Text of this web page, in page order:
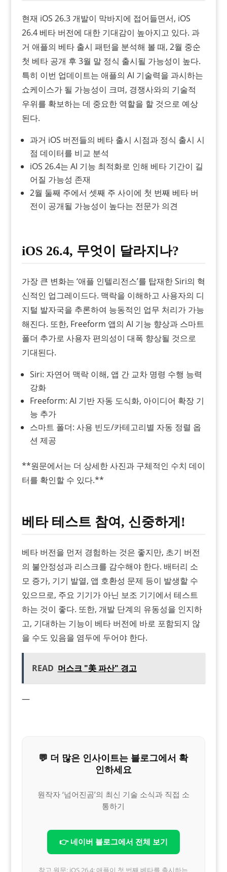
현재 iOS 26.3 개발이 막바지에 접어들면서, iOS
26.4 베타 버전에 대한 기대감이 높아지고 있다. 과
거 애플의 베타 출시 패턴을 분석해 볼 때, 2월 중순
첫 베타 공개 후 3월 말 정식 출시될 가능성이 높다.
특히 이번 업데이트는 애플의 AI 기술력을 과시하는
쇼케이스가 될 가능성이 크며, 경쟁사와의 기술적
우위를 확보하는 데 중요한 역할을 할 것으로 예상
된다.
과거 iOS 버전들의 베타 출시 시점과 정식 출시 시
점 데이터를 비교 분석
iOS 26.4는 AI 기능 최적화로 인해 베타 기간이 길
어질 가능성 존재
2월 둘째 주에서 셋째 주 사이에 첫 번째 베타 버
전이 공개될 가능성이 높다는 전문가 의견
iOS 26.4, 무엇이 달라지나?
가장 큰 변화는 ‘애플 인텔리전스’를 탑재한 Siri의 혁
신적인 업그레이드다. 맥락을 이해하고 사용자의 디
지털 발자국을 추론하여 능동적인 업무 처리가 가능
해진다. 또한, Freeform 앱의 AI 기능 향상과 스마트
폴더 추가로 사용자 편의성이 대폭 향상될 것으로
기대된다.
Siri: 자연어 맥락 이해, 앱 간 교차 명령 수행 능력
강화
Freeform: AI 기반 자동 도식화, 아이디어 확장 기
능 추가
스마트 폴더: 사용 빈도/카테고리별 자동 정렬 옵
션 제공
**원문에서는 더 상세한 사진과 구체적인 수치 데이
터를 확인할 수 있다.**
베타 테스트 참여, 신중하게!
베타 버전을 먼저 경험하는 것은 좋지만, 초기 버전
의 불안정성과 리스크를 감수해야 한다. 배터리 소
모 증가, 기기 발열, 앱 호환성 문제 등이 발생할 수
있으므로, 주요 기기가 아닌 보조 기기에서 테스트
하는 것이 좋다. 또한, 개발 단계의 유동성을 인지하
고, 기대하는 기능이 베타 버전에 바로 포함되지 않
을 수도 있음을 염두에 두어야 한다.
READ 머스크 "美 파산" 경고
—
💬 더 많은 인사이트는 블로그에서 확
인하세요
원작자 ‘넘어진곰’의 최신 기술 소식과 직접 소
통하기
👉 네이버 블로그에서 전체 보기
참고 원문: iOS 26.4: 애플이 첫 번째 베타를 출시하는